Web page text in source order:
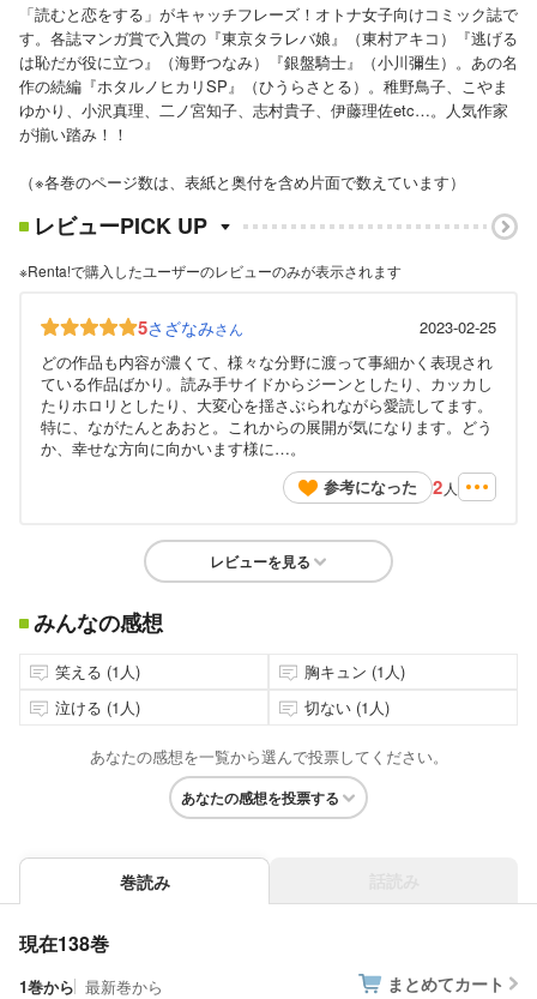
「読むと恋をする」がキャッチフレーズ！オトナ女子向けコミック誌で
す。各誌マンガ賞で入賞の『東京タラレバ娘』（東村アキコ）『逃げる
は恥だが役に立つ』（海野つなみ）『銀盤騎士』（小川彌生）。あの名
作の続編『ホタルノヒカリSP』（ひうらさとる）。稚野鳥子、こやま
ゆかり、小沢真理、二ノ宮知子、志村貴子、伊藤理佐etc…。人気作家
が揃い踏み！！
（※各巻のページ数は、表紙と奥付を含め片面で数えています）
レビューPICK UP
※Renta!で購入したユーザーのレビューのみが表示されます
5さざなみさん
2023-02-25
どの作品も内容が濃くて、様々な分野に渡って事細かく表現され
ている作品ばかり。読み手サイドからジーンとしたり、カッカし
たりホロリとしたり、大変心を揺さぶられながら愛読してます。
特に、ながたんとあおと。これからの展開が気になります。どう
か、幸せな方向に向かいます様に…。
参考になった
2 人
レビューを見る
みんなの感想
笑える (1人)
胸キュン (1人)
泣ける (1人)
切ない (1人)
あなたの感想を一覧から選んで投票してください。
あなたの感想を投票する
巻読み
現在138巻
1巻から 最新巻から まとめてカート